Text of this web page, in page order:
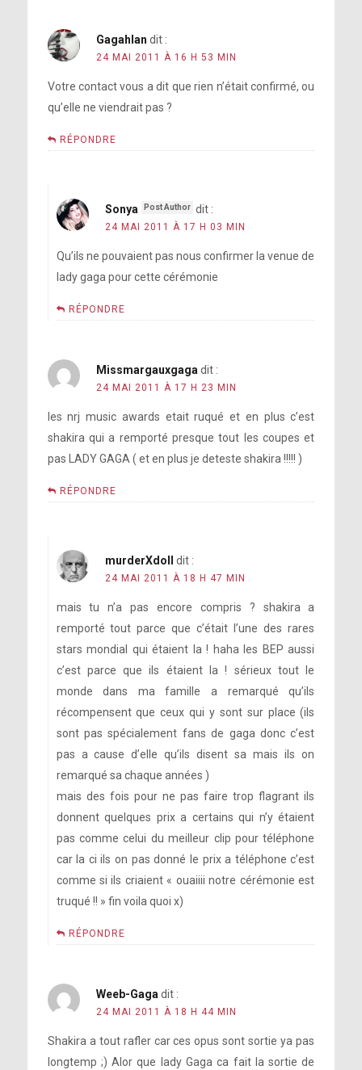
Gagahlan dit :
24 MAI 2011 À 16 H 53 MIN
Votre contact vous a dit que rien n’était confirmé, ou
qu’elle ne viendrait pas ?
RÉPONDRE
Sonya dit :
24 MAI 2011 À 17 H 03 MIN
Qu’ils ne pouvaient pas nous confirmer la venue de
lady gaga pour cette cérémonie
RÉPONDRE
Missmargauxgaga dit :
24 MAI 2011 À 17 H 23 MIN
les nrj music awards etait ruqué et en plus c’est
shakira qui a remporté presque tout les coupes et
pas LADY GAGA ( et en plus je deteste shakira !!!!! )
RÉPONDRE
murderXdoll dit :
24 MAI 2011 À 18 H 47 MIN
mais tu n’a pas encore compris ? shakira a
remporté tout parce que c’était l’une des rares
stars mondial qui étaient la ! haha les BEP aussi
c’est parce que ils étaient la ! sérieux tout le
monde dans ma famille a remarqué qu’ils
récompensent que ceux qui y sont sur place (ils
sont pas spécialement fans de gaga donc c’est
pas a cause d’elle qu’ils disent sa mais ils on
remarqué sa chaque années )
mais des fois pour ne pas faire trop flagrant ils
donnent quelques prix a certains qui n’y étaient
pas comme celui du meilleur clip pour téléphone
car la ci ils on pas donné le prix a téléphone c’est
comme si ils criaient « ouaiiii notre cérémonie est
truqué !! » fin voila quoi x)
RÉPONDRE
Weeb-Gaga dit :
24 MAI 2011 À 18 H 44 MIN
Shakira a tout rafler car ces opus sont sortie ya pas
longtemp ;) Alor que lady Gaga ca fait la sortie de